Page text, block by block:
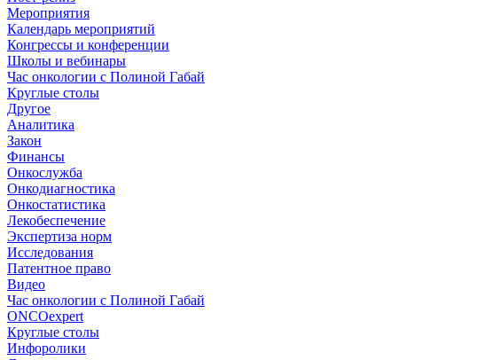
Мероприятия
Календарь мероприятий
Конгрессы и конференции
Школы и вебинары
Час онкологии с Полиной Габай
Круглые столы
Другое
Аналитика
Закон
Финансы
Онкослужба
Онкодиагностика
Онкостатистика
Лекобеспечение
Экспертиза норм
Исследования
Патентное право
Видео
Час онкологии с Полиной Габай
ONCOexpert
Круглые столы
Инфоролики